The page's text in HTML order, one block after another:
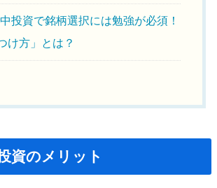
投資で銘柄選択には勉強が必須！
け方」とは？
資のメリット